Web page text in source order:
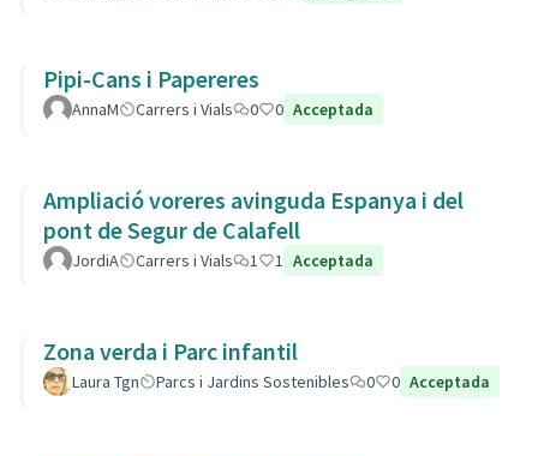
Pipi-Cans i Papereres
AnnaM Carrers i Vials 0 0 Acceptada
Ampliació voreres avinguda Espanya i del
pont de Segur de Calafell
JordiA Carrers i Vials 1 1 Acceptada
Zona verda i Parc infantil
Laura Tgn Parcs i Jardins Sostenibles 0 0 Acceptada